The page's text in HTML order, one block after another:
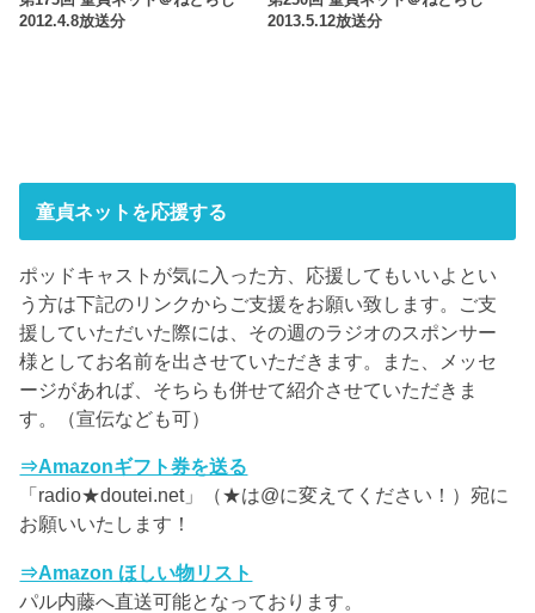
2012.4.8放送分
2013.5.12放送分
童貞ネットを応援する
ポッドキャストが気に入った方、応援してもいいよとい
う方は下記のリンクからご支援をお願い致します。ご支
援していただいた際には、その週のラジオのスポンサー
様としてお名前を出させていただきます。また、メッセ
ージがあれば、そちらも併せて紹介させていただきま
す。（宣伝なども可）
⇒Amazonギフト券を送る
「radio★doutei.net」（★は@に変えてください！）宛に
お願いいたします！
⇒Amazon ほしい物リスト
パル内藤へ直送可能となっております。